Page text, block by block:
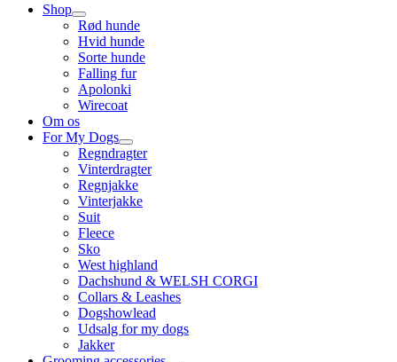
Shop
Rød hunde
Hvid hunde
Sorte hunde
Falling fur
Apolonki
Wirecoat
Om os
For My Dogs
Regndragter
Vinterdragter
Regnjakke
Vinterjakke
Suit
Fleece
Sko
West highland
Dachshund & WELSH CORGI
Collars & Leashes
Dogshowlead
Udsalg for my dogs
Jakker